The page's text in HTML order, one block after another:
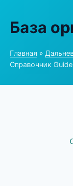
База
Главная »
Справочник